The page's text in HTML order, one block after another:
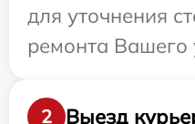
для уточнения
ремонта Вашего
2 Выезд